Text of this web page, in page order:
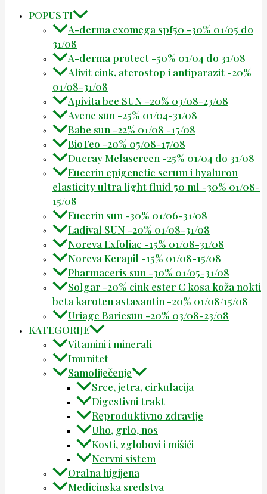
POPUSTI
A-derma exomega spf50 -30% 01/05 do
31/08
A-derma protect -50% 01/04 do 31/08
Alivit cink, aterostop i antiparazit -20%
01/08-31/08
Apivita bee SUN -20% 03/08-23/08
Avene sun -25% 01/04-31/08
Babe sun -22% 01/08 -15/08
BioTeo -20% 05/08-17/08
Ducray Melascreen -25% 01/04 do 31/08
Eucerin epigenetic serum i hyaluron
elasticity ultra light fluid 50 ml -30% 01/08-
15/08
Eucerin sun -30% 01/06-31/08
Ladival SUN -20% 01/08-31/08
Noreva Exfoliac -15% 01/08-31/08
Noreva Kerapil -15% 01/08-15/08
Pharmaceris sun -30% 01/05-31/08
Solgar -20% cink ester C kosa koža nokti
beta karoten astaxantin -20% 01/08/15/08
Uriage Bariesun -20% 03/08-23/08
KATEGORIJE
Vitamini i minerali
Imunitet
Samoliječenje
Srce, jetra, cirkulacija
Digestivni trakt
Reproduktivno zdravlje
Uho, grlo, nos
Kosti, zglobovi i mišići
Nervni sistem
Oralna higijena
Medicinska sredstva